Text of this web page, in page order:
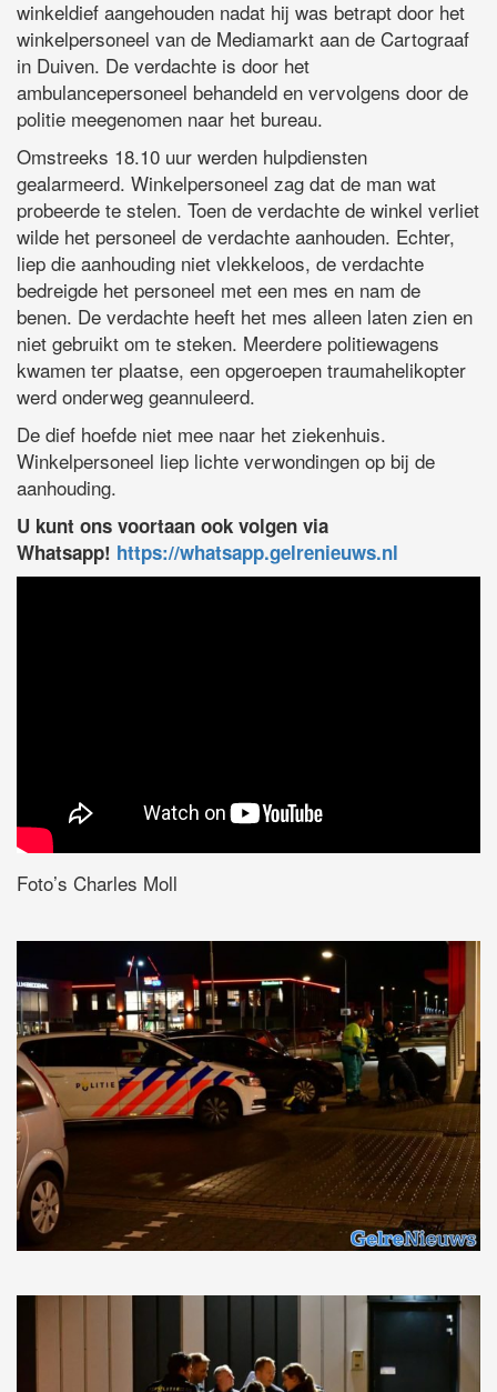
winkeldief aangehouden nadat hij was betrapt door het
winkelpersoneel van de Mediamarkt aan de Cartograaf
in Duiven. De verdachte is door het
ambulancepersoneel behandeld en vervolgens door de
politie meegenomen naar het bureau.
Omstreeks 18.10 uur werden hulpdiensten
gealarmeerd. Winkelpersoneel zag dat de man wat
probeerde te stelen. Toen de verdachte de winkel verliet
wilde het personeel de verdachte aanhouden. Echter,
liep die aanhouding niet vlekkeloos, de verdachte
bedreigde het personeel met een mes en nam de
benen. De verdachte heeft het mes alleen laten zien en
niet gebruikt om te steken. Meerdere politiewagens
kwamen ter plaatse, een opgeroepen traumahelikopter
werd onderweg geannuleerd.
De dief hoefde niet mee naar het ziekenhuis.
Winkelpersoneel liep lichte verwondingen op bij de
aanhouding.
U kunt ons voortaan ook volgen via
Whatsapp! https://whatsapp.gelrenieuws.nl
Foto’s Charles Moll